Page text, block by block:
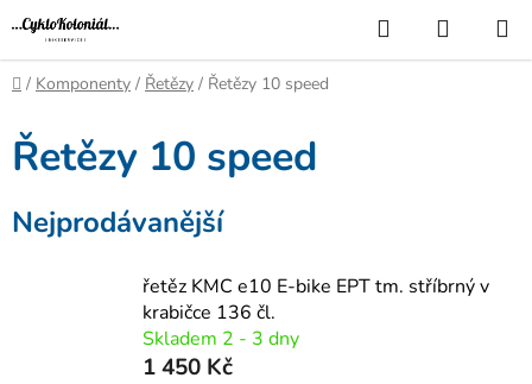
Přejít
na
obsah
Hledat
KOŠÍK
Domů
/ Komponenty / Řetězy / Řetězy 10 speed
Řetězy 10 speed
Nejprodávanější
řetěz KMC e10 E-bike EPT tm. stříbrný v
krabičce 136 čl.
Skladem 2 - 3 dny
1 450 Kč